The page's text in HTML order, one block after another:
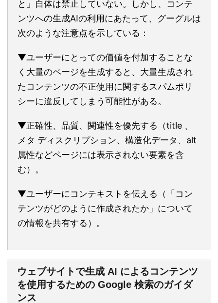
と」自体は禁止していない。しかし、コンテ
ンツへの生成AIの利用にあたって、グーグルは
次のような注意点を示している：
▼ユーザーにとっての価値を付加することな
く大量のページを生成すると、大量生成され
たコンテンツの不正使用に関するスパムポリ
シーに違反してしまう可能性がある。
▼正確性、品質、関連性を優先する（title 、
メタ ディスクリプション、構造化データ、alt
属性などページには表示されない要素を含
む）。
▼ユーザーにコンテキストを伝える（「コン
テンツがどのように作成されたか」について
の情報を共有する）。
ウェブサイトで生成 AI によるコンテンツ
を使用するための Google 検索のガイダ
ンス